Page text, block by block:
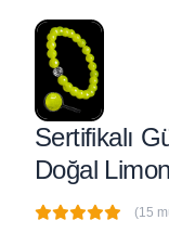
Sertifikalı
Doğal
(15